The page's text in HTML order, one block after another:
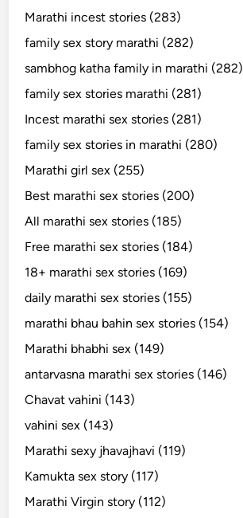
Marathi incest stories (283)
family sex story marathi (282)
sambhog katha family in marathi (282)
family sex stories marathi (281)
Incest marathi sex stories (281)
family sex stories in marathi (280)
Marathi girl sex (255)
Best marathi sex stories (200)
All marathi sex stories (185)
Free marathi sex stories (184)
18+ marathi sex stories (169)
daily marathi sex stories (155)
marathi bhau bahin sex stories (154)
Marathi bhabhi sex (149)
antarvasna marathi sex stories (146)
Chavat vahini (143)
vahini sex (143)
Marathi sexy jhavajhavi (119)
Kamukta sex story (117)
Marathi Virgin story (112)